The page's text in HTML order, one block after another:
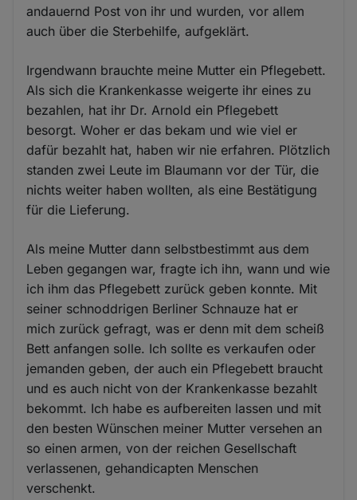
andauernd Post von ihr und wurden, vor allem
auch über die Sterbehilfe, aufgeklärt.
Irgendwann brauchte meine Mutter ein Pflegebett.
Als sich die Krankenkasse weigerte ihr eines zu
bezahlen, hat ihr Dr. Arnold ein Pflegebett
besorgt. Woher er das bekam und wie viel er
dafür bezahlt hat, haben wir nie erfahren. Plötzlich
standen zwei Leute im Blaumann vor der Tür, die
nichts weiter haben wollten, als eine Bestätigung
für die Lieferung.
Als meine Mutter dann selbstbestimmt aus dem
Leben gegangen war, fragte ich ihn, wann und wie
ich ihm das Pflegebett zurück geben konnte. Mit
seiner schnoddrigen Berliner Schnauze hat er
mich zurück gefragt, was er denn mit dem scheiß
Bett anfangen solle. Ich sollte es verkaufen oder
jemanden geben, der auch ein Pflegebett braucht
und es auch nicht von der Krankenkasse bezahlt
bekommt. Ich habe es aufbereiten lassen und mit
den besten Wünschen meiner Mutter versehen an
so einen armen, von der reichen Gesellschaft
verlassenen, gehandicapten Menschen
verschenkt.